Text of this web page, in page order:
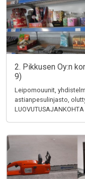
2. Pikkusen Oy:n
9)
Leipomouunit,
astianpesulinjasto,
LUOVUTUSAJANKOHTA